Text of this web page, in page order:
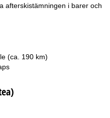
afterskistämningen i barer och
(ca. 190 km)